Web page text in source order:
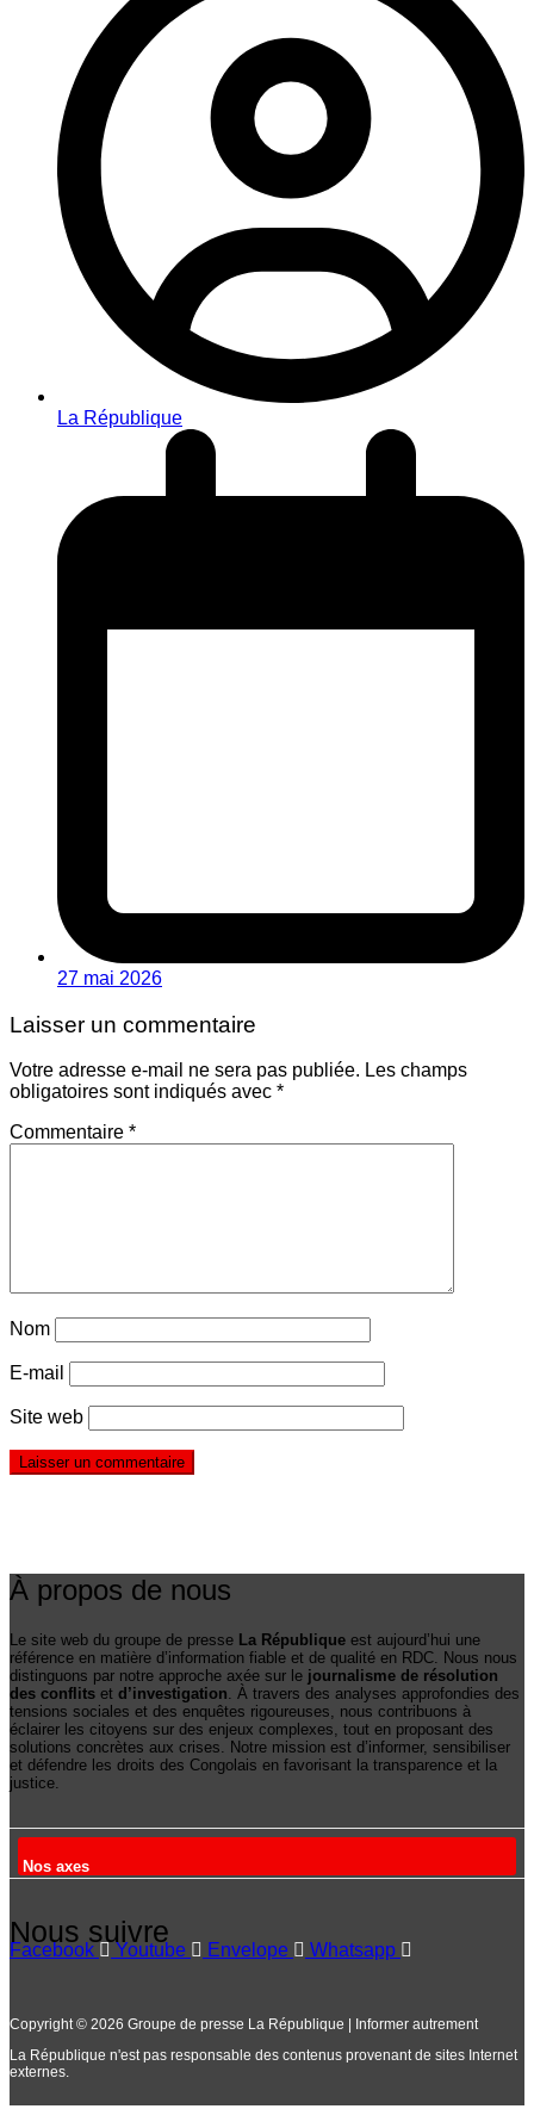
La République
27 mai 2026
Laisser un commentaire
Votre adresse e-mail ne sera pas publiée. Les champs
obligatoires sont indiqués avec *
Commentaire *
Nom
E-mail
Site web
À propos de nous
Le site web du groupe de presse La République est aujourd’hui une
référence en matière d’information fiable et de qualité en RDC. Nous nous
distinguons par notre approche axée sur le journalisme de résolution
des conflits et d’investigation. À travers des analyses approfondies des
tensions sociales et des enquêtes rigoureuses, nous contribuons à
éclairer les citoyens sur des enjeux complexes, tout en proposant des
solutions concrètes aux crises. Notre mission est d’informer, sensibiliser
et défendre les droits des Congolais en favorisant la transparence et la
justice.
Nos axes
Nous suivre
Facebook Youtube Envelope Whatsapp
Copyright © 2026 Groupe de presse La République | Informer autrement
La République n'est pas responsable des contenus provenant de sites Internet
externes.